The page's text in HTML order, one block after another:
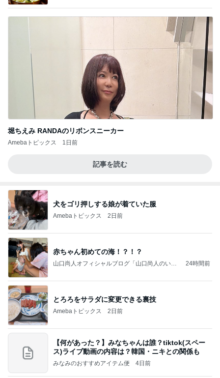
堀ちえみ RANDAのリボンスニーカー
Amebaトピックス 1日前
記事を読む
犬をゴリ押しする娘が着ていた服
Amebaトピックス 2日前
赤ちゃん初めての海！？！？
山口尚人オフィシャルブログ「山口尚人のいき
24時間前
とろろをサラダに変更できる裏技
Amebaトピックス 2日前
【何があった？】みなちゃんは誰？tiktok(スペー
ス)ライブ動画の内容は？韓国・ニキとの関係も
みなみのおすすめアイテム便 4日前